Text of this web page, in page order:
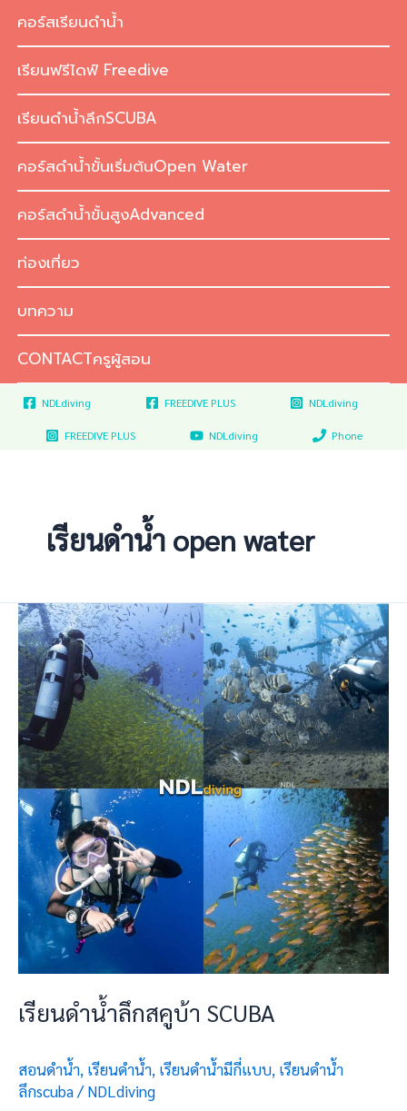
content
คอร์สเรียนดำน้ำ
เรียนฟรีไดฟ์ Freedive
เรียนดำน้ำลึกSCUBA
คอร์สดำน้ำขั้นเริ่มต้นOpen Water
คอร์สดำน้ำขั้นสูงAdvanced
ท่องเที่ยว
บทความ
CONTACTครูผู้สอน
NDLdiving FREEDIVE PLUS NDLdiving
FREEDIVE PLUS NDLdiving Phone
เรียนดำน้ำ open water
เรียนดำน้ำลึกสคูบ้า SCUBA
สอนดำน้ำ, เรียนดำน้ำ, เรียนดำน้ำมีกี่แบบ, เรียนดำน้ำ
ลึกscuba/NDLdiving
เรียน
ดำ
น้ำ
ลึก
ส
คู
บ้า
SCUBA